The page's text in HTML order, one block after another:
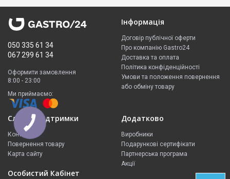
050 335 61 34
067 299 61 34
Оформити замовлення
8:00 - 23:00
Ми приймаємо:
Інформація
Договір публічної оферти
Про компанію Gastro24
Доставка та оплата
Політика конфіденційності
Умови та положення повернення
або обміну товару
Служба підтримки
Контакти
Повернення товару
Карта сайту
Додатково
Виробники
Подарункові сертифікати
Партнерська програма
Акції
Особистий Кабінет
КНОПКА
ЗВ'ЯЗКУ